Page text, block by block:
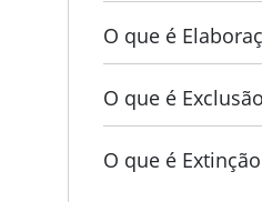
O que é
O que é
O que é